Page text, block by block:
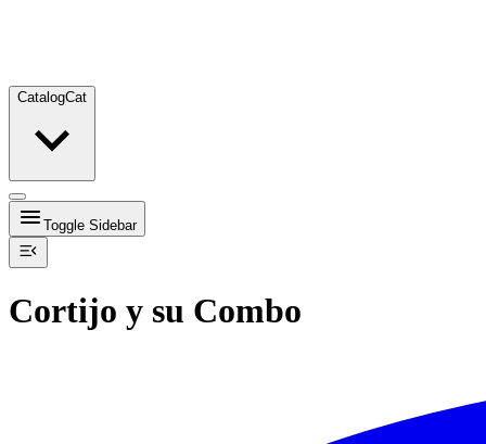
CatalogCat
Toggle Sidebar
Cortijo y su Combo